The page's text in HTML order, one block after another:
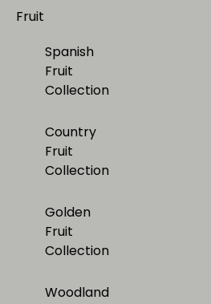
Fruit
Spanish
Fruit
Collection
Country
Fruit
Collection
Golden
Fruit
Collection
Woodland